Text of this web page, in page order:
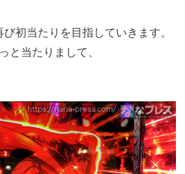
初当たりを目指していきます。
と当たりまして、